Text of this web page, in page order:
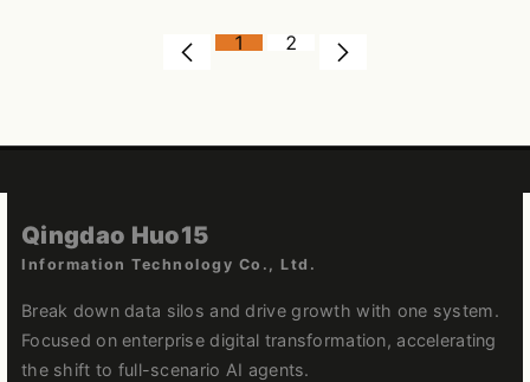
1 2
Qingdao Huo15
Information Technology Co., Ltd.
Break down data silos and drive growth with one system.
Focused on enterprise digital transformation, accelerating
the shift to full-scenario AI agents.